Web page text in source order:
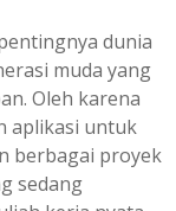
dunia
muda yang
Oleh karena
aplikasi untuk
berbagai proyek
sedang